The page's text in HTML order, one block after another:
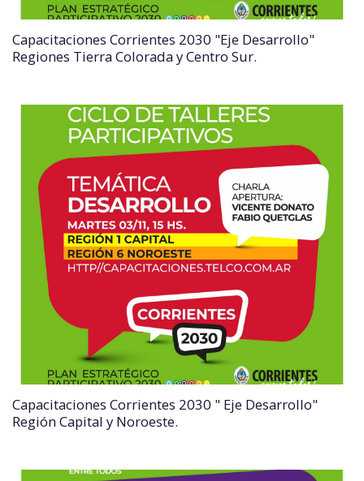
Capacitaciones Corrientes 2030 "Eje Desarrollo"
Regiones Tierra Colorada y Centro Sur.
Capacitaciones Corrientes 2030 " Eje Desarrollo"
Región Capital y Noroeste.